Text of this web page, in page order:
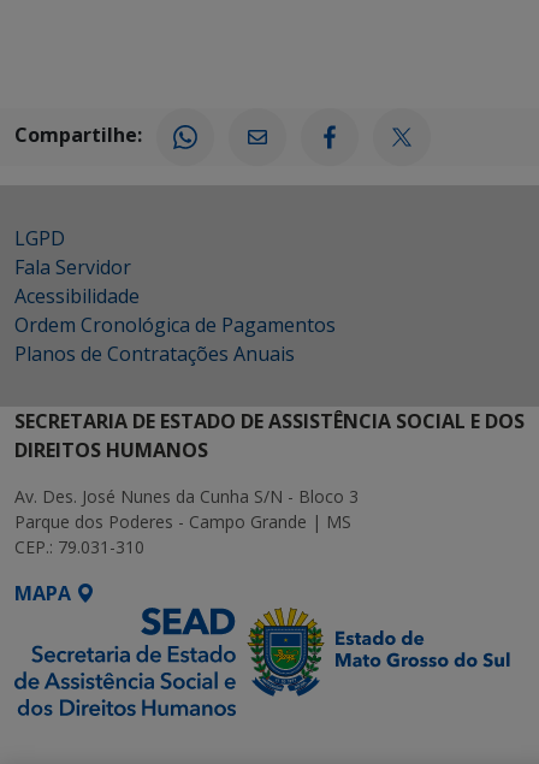
Compartilhe:
LGPD
Fala Servidor
Acessibilidade
Ordem Cronológica de Pagamentos
Planos de Contratações Anuais
SECRETARIA DE ESTADO DE ASSISTÊNCIA SOCIAL E DOS
DIREITOS HUMANOS
Av. Des. José Nunes da Cunha S/N - Bloco 3
Parque dos Poderes - Campo Grande | MS
CEP.: 79.031-310
MAPA